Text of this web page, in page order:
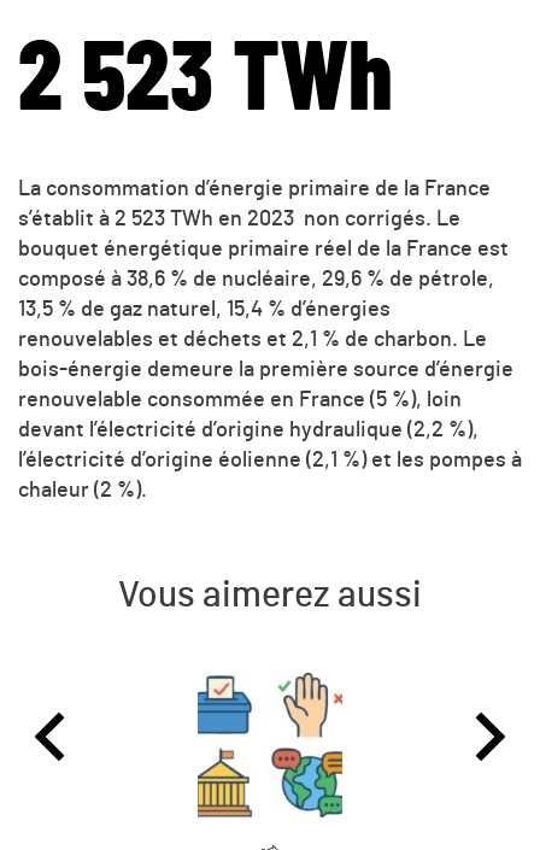
2 523 TWh
La consommation d’énergie primaire de la France
s’établit à 2 523 TWh en 2023 non corrigés. Le
bouquet énergétique primaire réel de la France est
composé à 38,6 % de nucléaire, 29,6 % de pétrole,
13,5 % de gaz naturel, 15,4 % d’énergies
renouvelables et déchets et 2,1 % de charbon. Le
bois-énergie demeure la première source d’énergie
renouvelable consommée en France (5 %), loin
devant l’électricité d’origine hydraulique (2,2 %),
l’électricité d’origine éolienne (2,1 %) et les pompes à
chaleur (2 %).
Vous aimerez aussi